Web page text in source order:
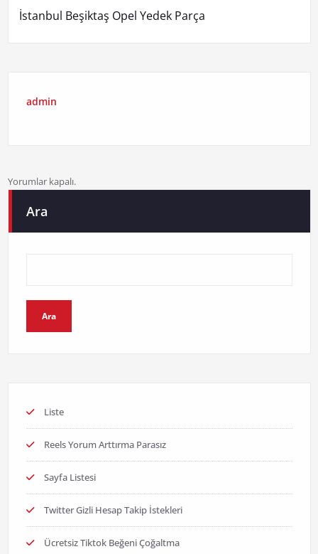
İstanbul Beşiktaş Opel Yedek Parça
admin
Yorumlar kapalı.
Ara
Ara
Liste
Reels Yorum Arttırma Parasız
Sayfa Listesi
Twitter Gizli Hesap Takip İstekleri
Ücretsiz Tiktok Beğeni Çoğaltma